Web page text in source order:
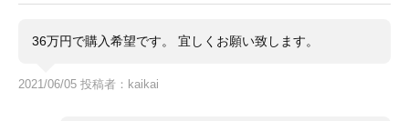
等は依頼者様に確認後にご返答致します。
36万円で購入希望です。 宜しくお願い致します。
2021/06/05 投稿者：kaikai